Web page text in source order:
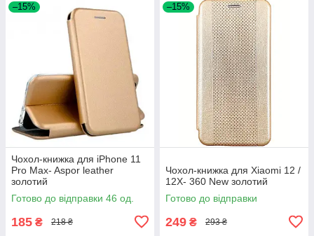
–15%
Чохол-книжка для iPhone 11
Pro Max- Aspor leather
золотий
Готово до відправки 46 од.
185 ₴ 218 ₴
–15%
Чохол-книжка для Xiaomi 12 /
12X- 360 New золотий
Готово до відправки
249 ₴ 293 ₴